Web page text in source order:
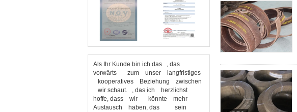
Als Ihr Kunde bin ich das , das
vorwärts zum unser langfristiges
kooperatives Beziehung zwischen
wir schaut. , das ich herzlichst
hoffe, dass wir könnte mehr
Austausch haben, das sein